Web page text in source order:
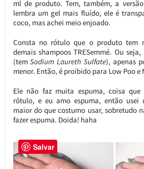
ml de produto. Tem, também, a
lembra um gel mais fluído, ele é
coco, mas achei meio enjoado.
Consta no rótulo que o produto tem
demais shampoos TRESemmé. Ou
(temSodium Laureth Sulfate), apenas
menor. Então, é proibido para Low Poo e
Ele não faz muita espuma, coisa
rótulo, e eu amo espuma, então usei
maior do que costumo usar, sobretudo
fazer espuma. Doida! haha
Salvar